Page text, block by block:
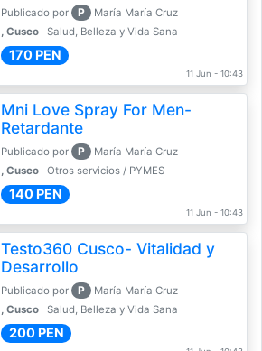
Publicado por P
María María Cruz
, Cusco
Salud, Belleza y Vida Sana
170 PEN
11 Jun - 10:43
Mni Love Spray For Men-
Retardante
Publicado por P
María María Cruz
, Cusco
Otros servicios / PYMES
140 PEN
11 Jun - 10:43
Testo360 Cusco- Vitalidad y
Desarrollo
Publicado por P
María María Cruz
, Cusco
Salud, Belleza y Vida Sana
200 PEN